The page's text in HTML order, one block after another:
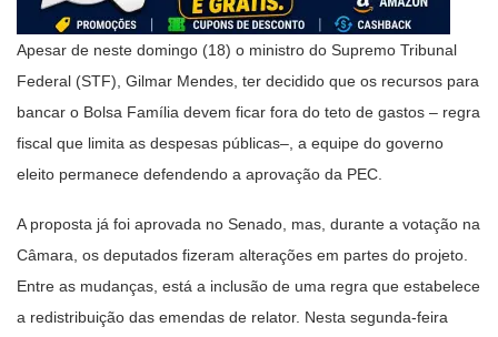
Apesar de neste domingo (18) o ministro do Supremo Tribunal
Federal (STF), Gilmar Mendes, ter decidido que os recursos para
bancar o Bolsa Família devem ficar fora do teto de gastos – regra
fiscal que limita as despesas públicas–, a equipe do governo
eleito permanece defendendo a aprovação da PEC.
A proposta já foi aprovada no Senado, mas, durante a votação na
Câmara, os deputados fizeram alterações em partes do projeto.
Entre as mudanças, está a inclusão de uma regra que estabelece
a redistribuição das emendas de relator. Nesta segunda-feira